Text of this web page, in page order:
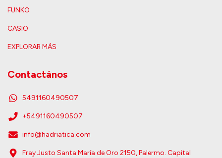
FUNKO
CASIO
EXPLORAR MÁS
Contactános
5491160490507
+5491160490507
info@hadriatica.com
Fray Justo Santa María de Oro 2150, Palermo. Capital